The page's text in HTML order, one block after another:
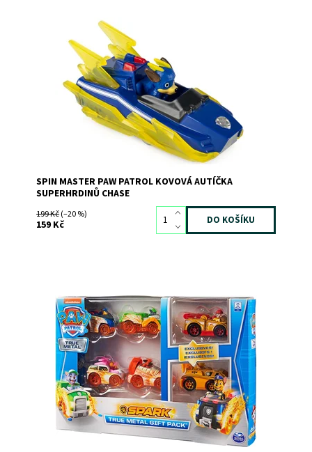
Vyber si do své sbírky kovové autíčko s Chasem!
Dostupnost:
Skladem3
9091
Značka:
SPIN MASTER
SPIN MASTER PAW PATROL KOVOVÁ AUTÍČKA
SUPERHRDINŮ CHASE
199 Kč(–20 %)
159 Kč
Dostupnost: Skladem2
8066
Značka:
SPIN MASTER